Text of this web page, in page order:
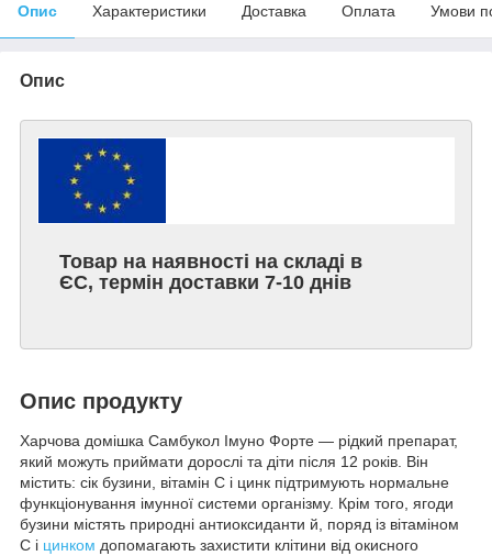
Опис Характеристики Доставка Оплата Умови
Опис
Товар на наявності на складі в
ЄС, термін доставки 7-10 днів
Опис продукту
Харчова домішка Самбукол Імуно Форте — рідкий препарат,
який можуть приймати дорослі та діти після 12 років. Він
містить: сік бузини, вітамін С і цинк підтримують нормальне
функціонування імунної системи організму. Крім того, ягоди
бузини містять природні антиоксиданти й, поряд із вітаміном
С і цинком допомагають захистити клітини від окисного